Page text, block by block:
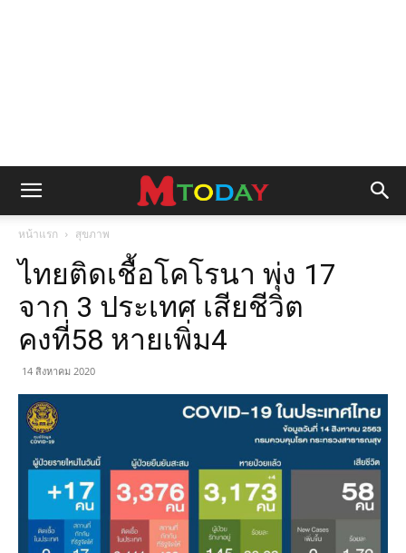
หน้าแรก สุขภาพ
ไทยติดเชื้อโคโรนา พุ่ง 17
จาก 3 ประเทศ เสียชีวิต
คงที่58 หายเพิ่ม4
14 สิงหาคม 2020